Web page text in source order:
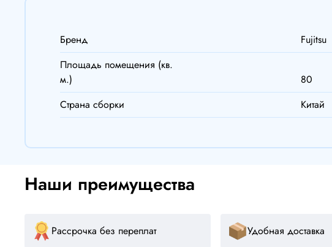
Бренд
Fujitsu
Площадь помещения (кв.
м.)
80
Страна сборки
Китай
Наши преимущества
Рассрочка без переплат Удобная доставка